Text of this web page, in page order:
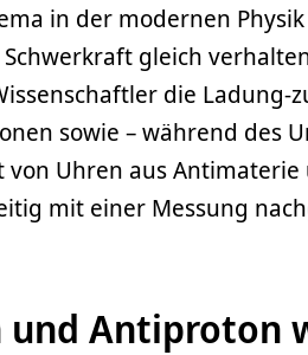
in der modernen
gleich
die Ladung-
sowie – während des
von Uhren aus
mit einer Messung
und Antiproton